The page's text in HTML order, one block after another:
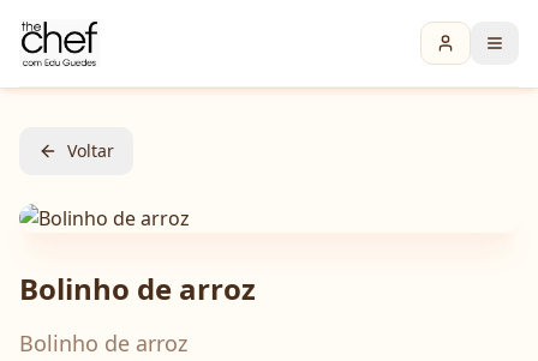
Voltar
Bolinho de arroz
Bolinho de arroz